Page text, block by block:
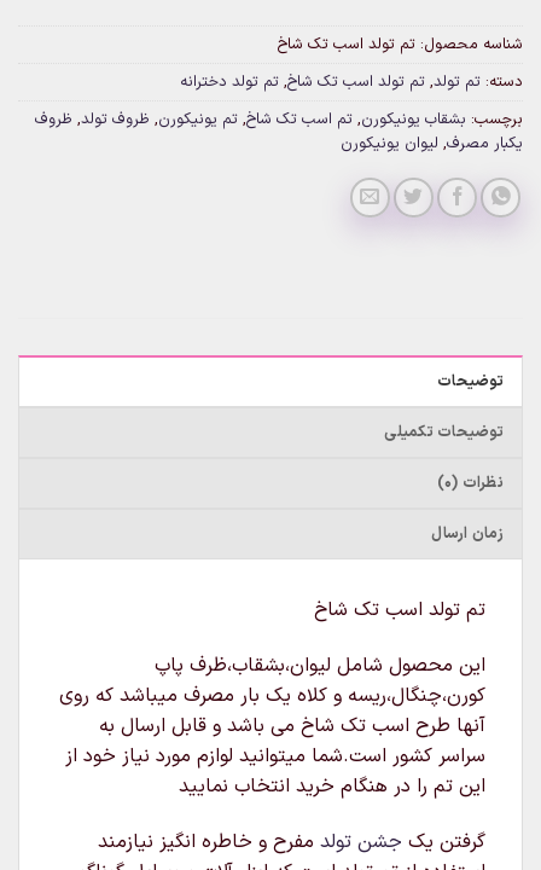
شناسه محصول: تم تولد اسب تک شاخ
دسته: تم تولد, تم تولد اسب تک شاخ, تم تولد دخترانه
برچسب: بشقاب یونیکورن, تم اسب تک شاخ, تم یونیکورن, ظروف تولد, ظروف
یکبار مصرف, لیوان یونیکورن
توضیحات
توضیحات تکمیلی
نظرات (0)
زمان ارسال
تم تولد اسب تک شاخ
این محصول شامل لیوان،بشقاب،ظرف پاپ
کورن،چنگال،ریسه و کلاه یک بار مصرف میباشد که روی
آنها طرح اسب تک شاخ می باشد و قابل ارسال به
سراسر کشور است.شما میتوانید لوازم مورد نیاز خود از
این تم را در هنگام خرید انتخاب نمایید
گرفتن یک جشن تولد مفرح و خاطره انگیز نیازمند